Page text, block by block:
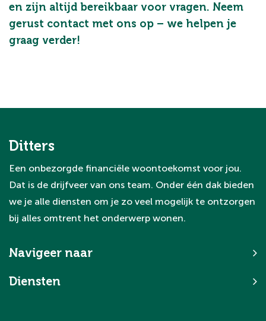
en zijn altijd bereikbaar voor vragen. Neem
gerust contact met ons op – we helpen je
graag verder!
Ditters
Een onbezorgde financiële woontoekomst voor jou.
Dat is de drijfveer van ons team. Onder één dak bieden
we je alle diensten om je zo veel mogelijk te ontzorgen
bij alles omtrent het onderwerp wonen.
Navigeer naar
Diensten